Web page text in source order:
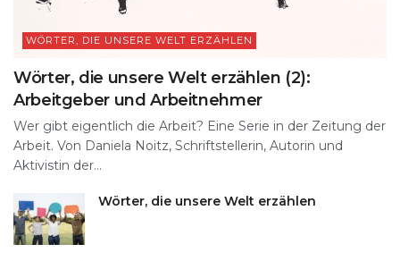
WÖRTER, DIE UNSERE WELT ERZÄHLEN
Wörter, die unsere Welt erzählen (2):
Arbeitgeber und Arbeitnehmer
Wer gibt eigentlich die Arbeit? Eine Serie in der Zeitung der
Arbeit. Von Daniela Noitz, Schriftstellerin, Autorin und
Aktivistin der...
Wörter, die unsere Welt erzählen